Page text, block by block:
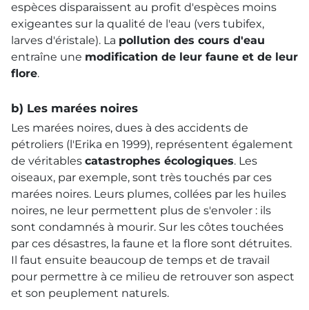
espèces disparaissent au profit d'espèces moins
exigeantes sur la qualité de l'eau (vers tubifex,
larves d'éristale). La pollution des cours d'eau
entraîne une modification de leur faune et de leur
flore.
b) Les marées noires
Les marées noires, dues à des accidents de
pétroliers (l'Erika en 1999), représentent également
de véritables catastrophes écologiques. Les
oiseaux, par exemple, sont très touchés par ces
marées noires. Leurs plumes, collées par les huiles
noires, ne leur permettent plus de s'envoler : ils
sont condamnés à mourir. Sur les côtes touchées
par ces désastres, la faune et la flore sont détruites.
Il faut ensuite beaucoup de temps et de travail
pour permettre à ce milieu de retrouver son aspect
et son peuplement naturels.